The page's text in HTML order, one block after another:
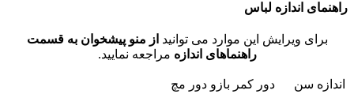
راهنمای اندازه لباس
برای ویرایش این موارد می توانید از منو پیشخوان به قسمت
راهنماهای اندازه مراجعه نمایید.
اندازه سن دور کمر بازو دور مچ